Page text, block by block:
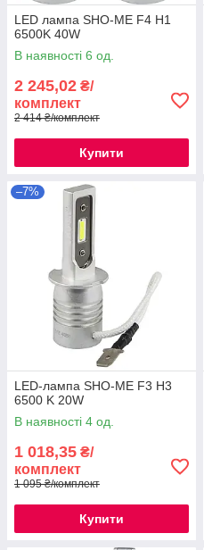
LED лампа SHO-ME F4 H1
6500K 40W
В наявності 6 од.
2 245,02 ₴/
комплект
2 414 ₴/комплект
Купити
–7%
LED-лампа SHO-ME F3 H3
6500 K 20W
В наявності 4 од.
1 018,35 ₴/
комплект
1 095 ₴/комплект
Купити